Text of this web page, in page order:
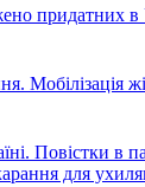
придатних в
Мобілізація
Повістки в
для